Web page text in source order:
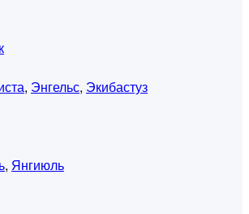
, Энгельс, Экибастуз
, Янгиюль